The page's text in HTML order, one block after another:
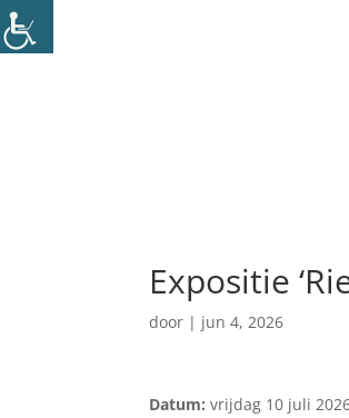
Expositie
door | jun 4, 2026
Datum: vrijdag 10 juli